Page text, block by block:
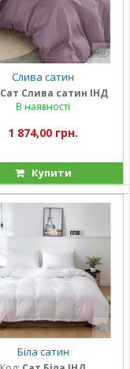
Слива сатин
Сат Слива сатин ІНД
В наявності
1 874,00 грн.
Купити
Біла сатин